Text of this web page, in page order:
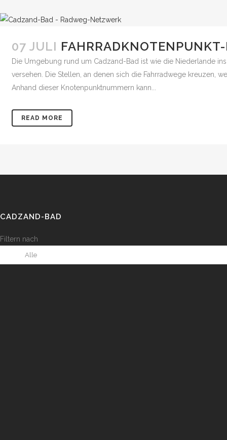
07 JULI
Die Umgebung rund um Cadzand-Bad ist wie die Niederlande
versehen. Die Stellen, an denen sich die Fahrradwege kreuzen,
Anhand dieser Knotenpunktnummern kann...
READ MORE
CADZAND-BAD
Filtern nach